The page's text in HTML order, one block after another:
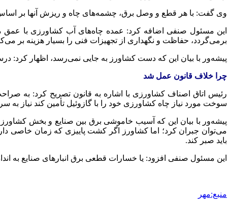
وی گفت: با هر قطع و وصل برق، چشمه‌های چاه و ریزش آنها بر اساس
برمی‌گردد، حفاظت و نگهداری از تجهیزات فنی را بسیار هزینه بر
پیشه‌ور با بیان این که دست کشاورز به جایی نمی‌رسد، اظهار کرد:
چرا خلاف قانون عمل شد
رئیس اتاق اصناف کشاورزی با اشاره به قانون تصریح کرد: به
سوخت مورد نیاز چاه کشاورزی خود را با گازوئیل تأمین کند نیاز
پیشه‌ور با بیان این که آسیب خاموشی برق بین صنایع و بخش
می‌توان جبران کرد؛ اما کشاورز اگر کشت پاییزی که زمان خاصی
باید صبر کند.
این مسئول صنفی افزود: یا خسارات قطعی برق انبارهای صنایع به
منبع:مهر